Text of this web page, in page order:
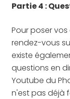
Partie 4 :
Pour poser vos
rendez-vous
existe
questions en
Youtube du
n'est pas déjà